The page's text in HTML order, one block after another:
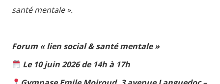
santé mentale ».
Forum « lien social & santé mentale »
Le 10 juin 2026 de 14h à 17h